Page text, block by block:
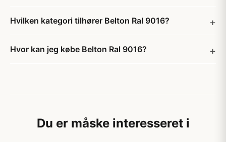
Hvilken kategori tilhører Belton Ral 9016?
Hvor kan jeg købe Belton Ral 9016?
Du er måske interesseret i